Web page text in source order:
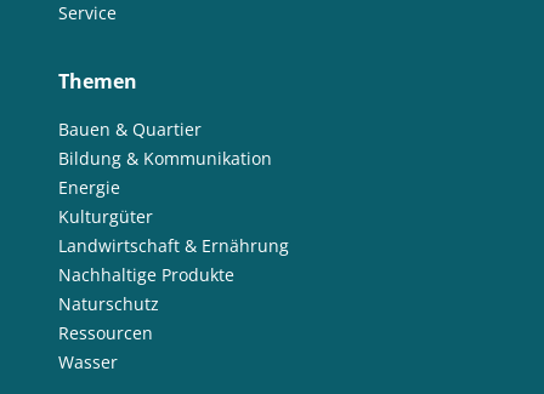
Service
Themen
Bauen & Quartier
Bildung & Kommunikation
Energie
Kulturgüter
Landwirtschaft & Ernährung
Nachhaltige Produkte
Naturschutz
Ressourcen
Wasser